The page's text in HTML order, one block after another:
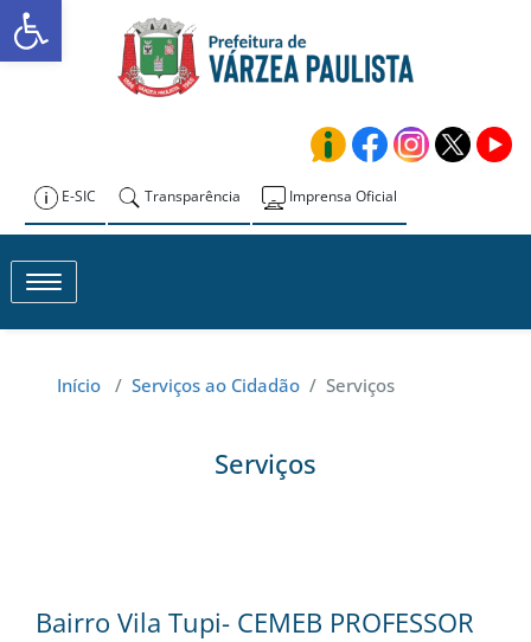
Skip
to
Prefeitura de
E-SIC Transparência Imprensa Oficial
Toggle navigation
Início / Serviços ao Cidadão / Serviços
Serviços
Bairro Vila Tupi- CEMEB PROFESSOR